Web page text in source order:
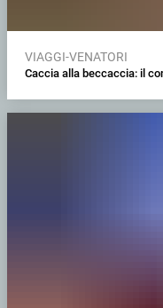
VIAGGI-VENATORI
Caccia alla beccaccia: il